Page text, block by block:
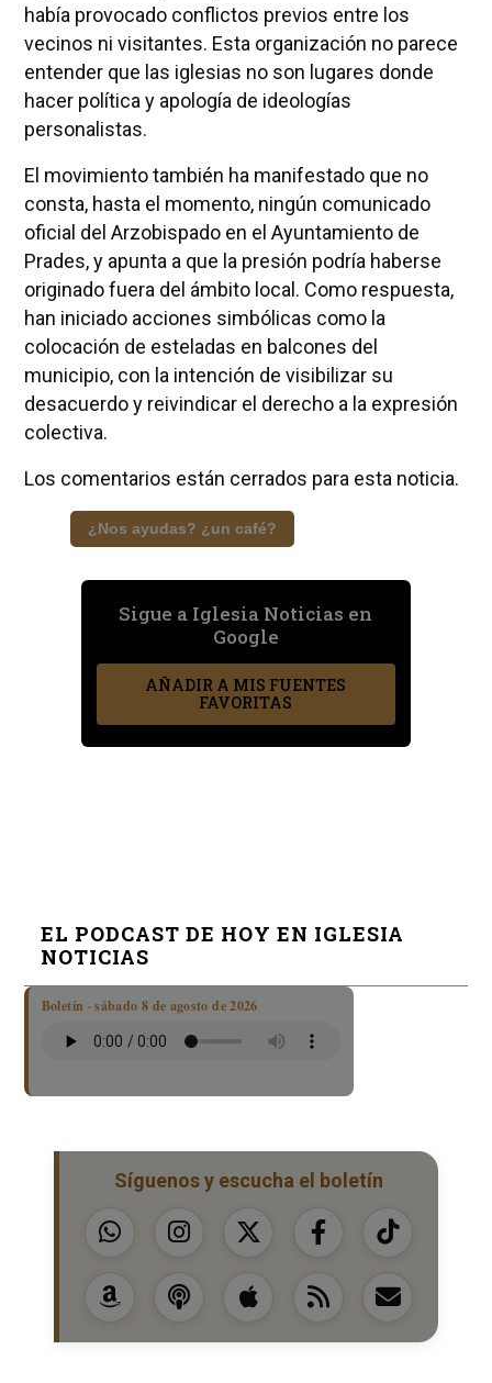
había provocado conflictos previos entre los
vecinos ni visitantes. Esta organización no parece
entender que las iglesias no son lugares donde
hacer política y apología de ideologías
personalistas.
El movimiento también ha manifestado que no
consta, hasta el momento, ningún comunicado
oficial del Arzobispado en el Ayuntamiento de
Prades, y apunta a que la presión podría haberse
originado fuera del ámbito local. Como respuesta,
han iniciado acciones simbólicas como la
colocación de esteladas en balcones del
municipio, con la intención de visibilizar su
desacuerdo y reivindicar el derecho a la expresión
colectiva.
Los comentarios están cerrados para esta noticia.
¿Nos ayudas? ¿un café?
Sigue a Iglesia Noticias en
Google
AÑADIR A MIS FUENTES
FAVORITAS
EL PODCAST DE HOY EN IGLESIA
NOTICIAS
Boletín · sábado 8 de agosto de 2026
Síguenos y escucha el boletín